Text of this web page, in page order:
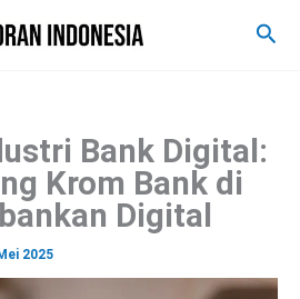
Cari
Bank Digital:
Krom Bank di
Digital
2025